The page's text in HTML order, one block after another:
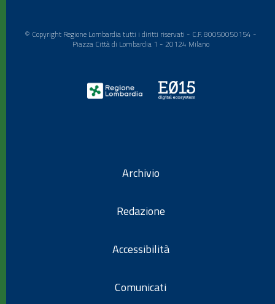
© Copyright Regione Lombardia tutti i diritti riservati - C.F. 80050050154 -
Piazza Città di Lombardia 1 - 20124 Milano
Archivio
Redazione
Accessibilità
Comunicati